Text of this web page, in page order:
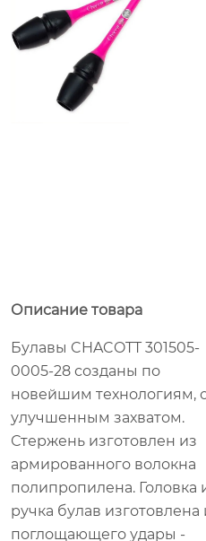
Описание товара
Булавы CHACOTT 301505-
0005-28 созданы по
новейшим технологиям,
улучшенным захватом.
Стержень изготовлен из
армированного волокна
полипропилена. Головка
ручка булав изготовлена
поглощающего удары -